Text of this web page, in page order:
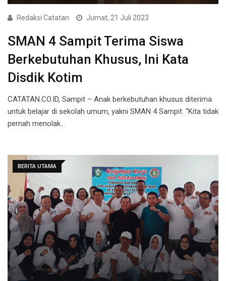
Redaksi Catatan Jumat, 21 Juli 2023
SMAN 4 Sampit Terima Siswa
Berkebutuhan Khusus, Ini Kata
Disdik Kotim
CATATAN.CO.ID, Sampit – Anak berkebutuhan khusus diterima
untuk belajar di sekolah umum, yakni SMAN 4 Sampit. “Kita tidak
pernah menolak…
BERITA UTAMA